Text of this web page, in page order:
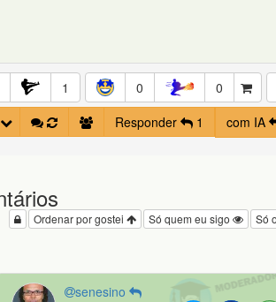
1 0 0
Responder
1 com IA
Só
Só quem eu sigo
Ordenar por gostei
senesino